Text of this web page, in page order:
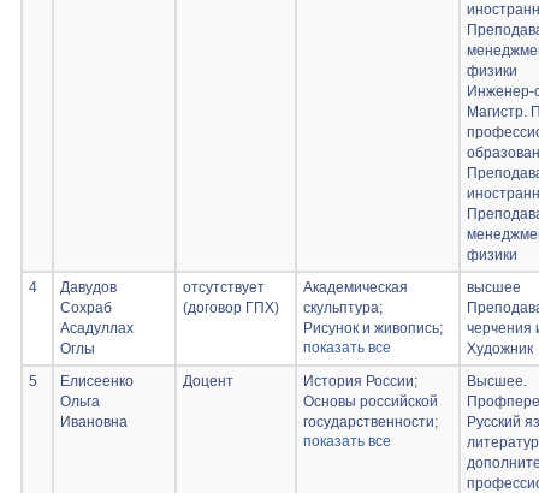
физики
Инженер-
Магистр.
физики
4
Давудов
Сохраб
Асадуллах
Оглы
отсутствует
(договор ГПХ)
Академическая
скульптура;
Рисунок и живопись;
Шрифты;
Алфавиты
показать все
высшее
черчения
Художник
5
Елисеенко
Ольга
Ивановна
Доцент
История России;
Основы российской
государственности;
Русский язык и
показать все
Высшее.
Русский